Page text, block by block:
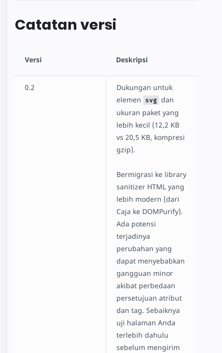
Restrict Duplicate Selection
Geolocation with amp-list
Recipe
Advanced User Consent Flow
Client Side User Consent Flow
Catatan versi
Versi Deskripsi
0.2
Dukungan untuk
elemen
svg dan
ukuran paket yang
lebih kecil (12,2 KB
vs 20,5 KB, kompresi
gzip).
Bermigrasi ke library
sanitizer HTML yang
lebih modern (dari
Caja ke DOMPurify).
Ada potensi
terjadinya
perubahan yang
dapat menyebabkan
gangguan minor
akibat perbedaan
persetujuan atribut
dan tag. Sebaiknya
uji halaman Anda
terlebih dahulu
sebelum mengirim